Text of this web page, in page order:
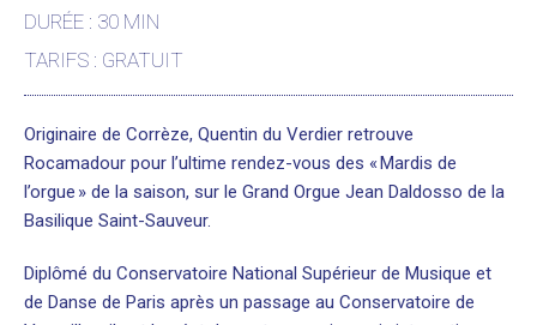
DURÉE : 30 MIN
TARIFS : GRATUIT
Originaire de Corrèze, Quentin du Verdier retrouve
Rocamadour pour l’ultime rendez-vous des « Mardis de
l’orgue » de la saison, sur le Grand Orgue Jean Daldosso de la
Basilique Saint-Sauveur.
Diplômé du Conservatoire National Supérieur de Musique et
de Danse de Paris après un passage au Conservatoire de